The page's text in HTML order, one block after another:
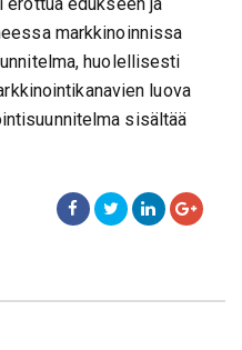
markkinoinnissa
huolellisesti
luova
sisältää